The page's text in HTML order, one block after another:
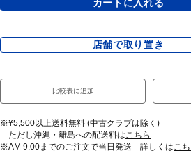
カートに入れる
店舗で取り置き
比較表に追加
※¥5,500以上送料無料 (中古クラブは除く)
ただし沖縄・離島への配送料はこちら
※AM 9:00までのご注文で当日発送 詳しくはこ